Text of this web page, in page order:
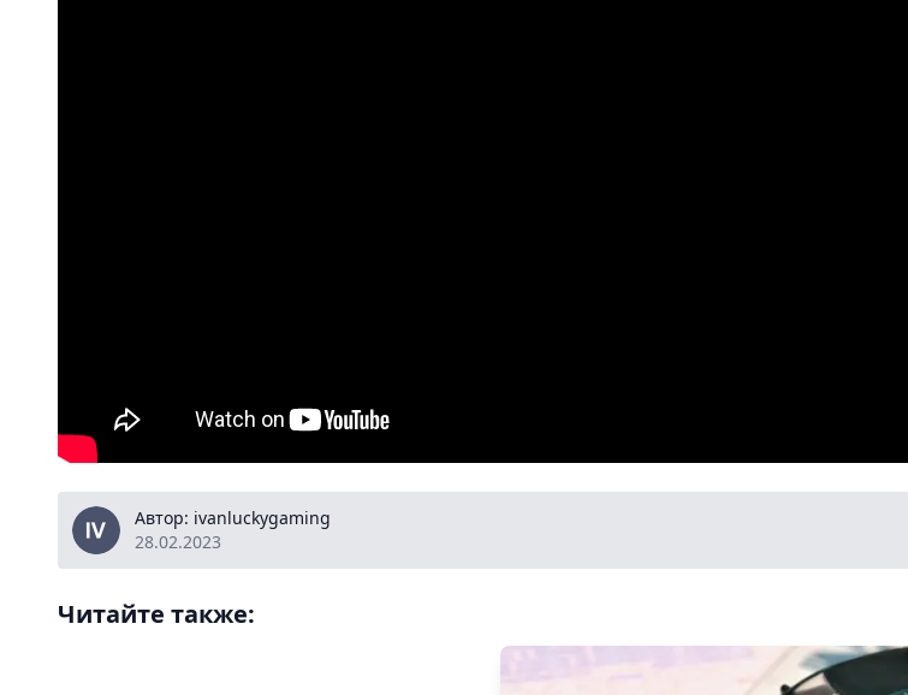
ivanluckygaming
Автор: ivanluckygaming
28.02.2023
Читайте также: